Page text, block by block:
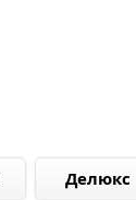
Делюкс